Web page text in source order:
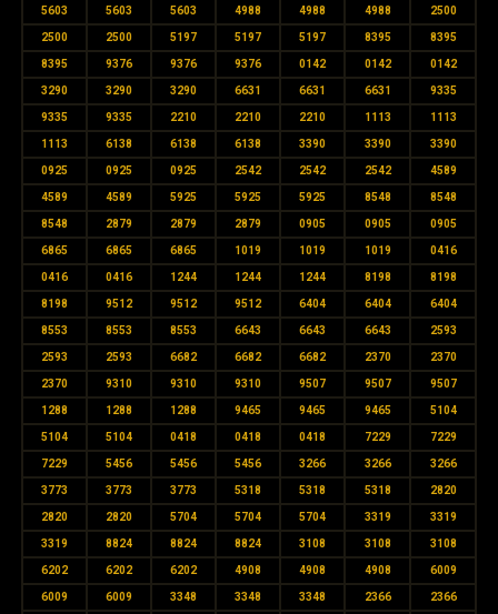
5603 5603 5603 4988 4988 4988 2500
2500 2500 5197 5197 5197 8395 8395
8395 9376 9376 9376 0142 0142 0142
3290 3290 3290 6631 6631 6631 9335
9335 9335 2210 2210 2210 1113 1113
1113 6138 6138 6138 3390 3390 3390
0925 0925 0925 2542 2542 2542 4589
4589 4589 5925 5925 5925 8548 8548
8548 2879 2879 2879 0905 0905 0905
6865 6865 6865 1019 1019 1019 0416
0416 0416 1244 1244 1244 8198 8198
8198 9512 9512 9512 6404 6404 6404
8553 8553 8553 6643 6643 6643 2593
2593 2593 6682 6682 6682 2370 2370
2370 9310 9310 9310 9507 9507 9507
1288 1288 1288 9465 9465 9465 5104
5104 5104 0418 0418 0418 7229 7229
7229 5456 5456 5456 3266 3266 3266
3773 3773 3773 5318 5318 5318 2820
2820 2820 5704 5704 5704 3319 3319
3319 8824 8824 8824 3108 3108 3108
6202 6202 6202 4908 4908 4908 6009
6009 6009 3348 3348 3348 2366 2366